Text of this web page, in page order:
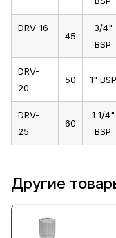
DRV-16
45
3/4"
BSP
DRV-
20
50 1" BSP
DRV-
25
60
1 1/4"
BSP
Другие